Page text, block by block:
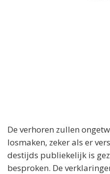
De verhoren zullen
losmaken, zeker als er
destijds publiekelijk is
besproken. De